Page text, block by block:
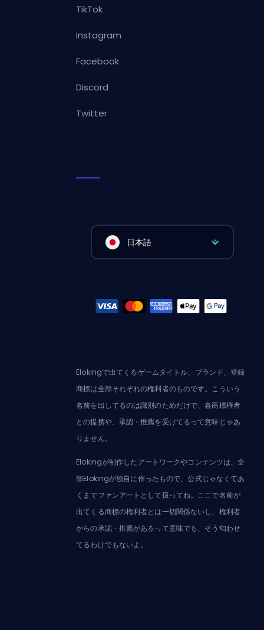
TikTok
Instagram
Facebook
Discord
Twitter
日本語
Elokingで出てくるゲームタイトル、ブランド、登録
商標は全部それぞれの権利者のものです。こういう
名前を出してるのは識別のためだけで、各商標権者
との提携や、承認・推薦を受けてるって意味じゃあ
りません。
Elokingが制作したアートワークやコンテンツは、全
部Elokingが独自に作ったもので、公式じゃなくてあ
くまでファンアートとして扱ってね。ここで名前が
出てくる商標の権利者とは一切関係ないし、権利者
からの承認・推薦があるって意味でも、そう匂わせ
てるわけでもないよ。